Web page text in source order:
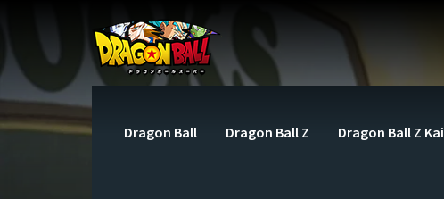
Dragon Ball Dragon Ball Z Dragon Ball Z Kai